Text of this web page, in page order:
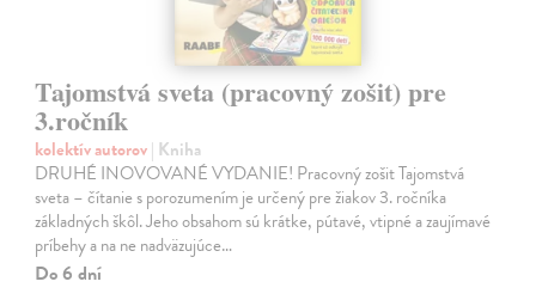
Tajomstvá sveta (pracovný zošit) pre
3.ročník
kolektív autorov| Kniha
DRUHÉ INOVOVANÉ VYDANIE! Pracovný zošit Tajomstvá
sveta – čítanie s porozumením je určený pre žiakov 3. ročníka
základných škôl. Jeho obsahom sú krátke, pútavé, vtipné a zaujímavé
príbehy a na ne nadväzujúce…
Do 6 dní